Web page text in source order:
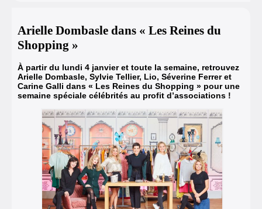
Arielle Dombasle dans « Les Reines du
Shopping »
À partir du lundi 4 janvier et toute la semaine, retrouvez
Arielle Dombasle, Sylvie Tellier, Lio, Séverine Ferrer et
Carine Galli dans « Les Reines du Shopping » pour une
semaine spéciale célébrités au profit d’associations !